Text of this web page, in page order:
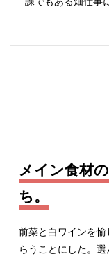
メイン食材
ち。
前菜と白ワインを
らうことにした。